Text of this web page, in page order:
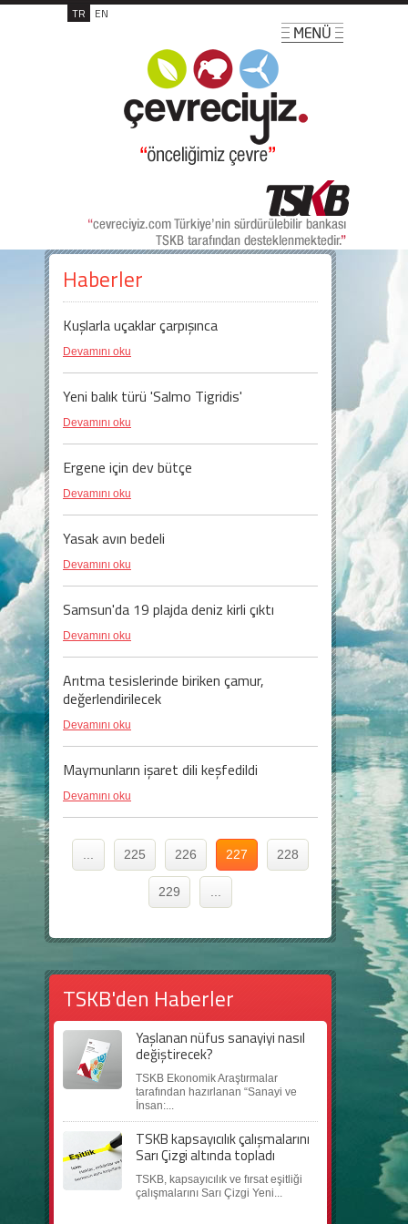
TR EN
Haberler
Kuşlarla uçaklar çarpışınca
Devamını oku
Yeni balık türü 'Salmo Tigridis'
Devamını oku
Ergene için dev bütçe
Devamını oku
Yasak avın bedeli
Devamını oku
Samsun'da 19 plajda deniz kirli çıktı
Devamını oku
Arıtma tesislerinde biriken çamur,
değerlendirilecek
Devamını oku
Maymunların işaret dili keşfedildi
Devamını oku
225 226 227 228
229
TSKB'den Haberler
Yaşlanan nüfus sanayiyi nasıl
değiştirecek?
TSKB Ekonomik Araştırmalar
tarafından hazırlanan “Sanayi ve
İnsan:...
TSKB kapsayıcılık çalışmalarını
Sarı Çizgi altında topladı
TSKB, kapsayıcılık ve fırsat eşitliği
çalışmalarını Sarı Çizgi Yeni...